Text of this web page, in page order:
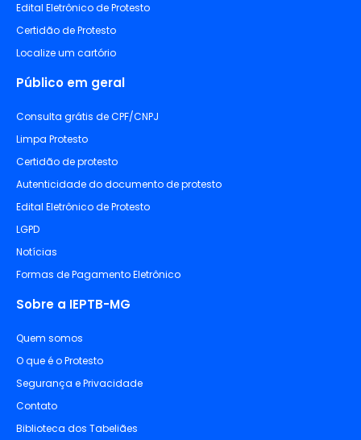
Edital Eletrônico de Protesto
Certidão de Protesto
Localize um cartório
Público em geral
Consulta grátis de CPF/CNPJ
Limpa Protesto
Certidão de protesto
Autenticidade do documento de protesto
Edital Eletrônico de Protesto
LGPD
Notícias
Formas de Pagamento Eletrônico
Sobre a IEPTB-MG
Quem somos
O que é o Protesto
Segurança e Privacidade
Contato
Biblioteca dos Tabeliães